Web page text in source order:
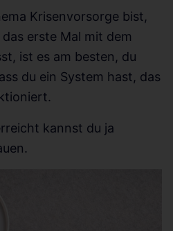
Krisenvorsorge bist,
erste Mal mit dem
ist es am besten, du
du ein System hast, das
kannst du ja